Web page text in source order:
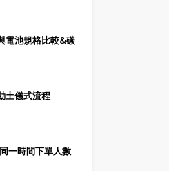
電池規格比較&碳
土儀式流程
一時間下單人數